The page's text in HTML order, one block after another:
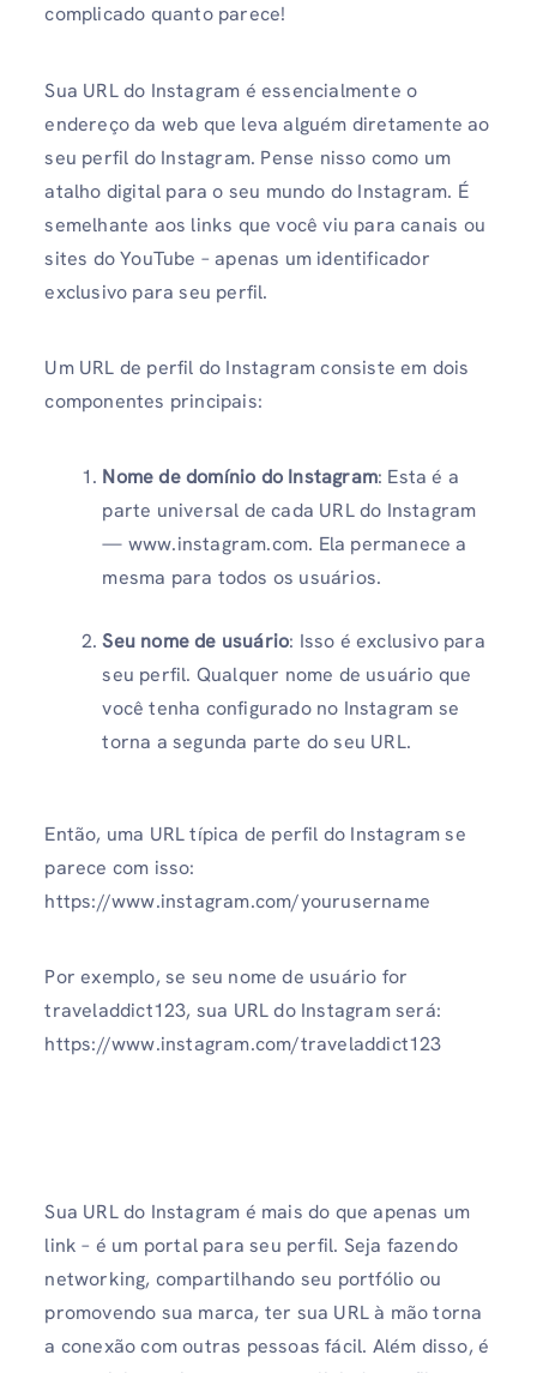
complicado quanto parece!
Sua URL do Instagram é essencialmente o
endereço da web que leva alguém diretamente ao
seu perfil do Instagram. Pense nisso como um
atalho digital para o seu mundo do Instagram. É
semelhante aos links que você viu para canais ou
sites do YouTube – apenas um identificador
exclusivo para seu perfil.
Um URL de perfil do Instagram consiste em dois
componentes principais:
Nome de domínio do Instagram: Esta é a
parte universal de cada URL do Instagram
— www.instagram.com. Ela permanece a
mesma para todos os usuários.
Seu nome de usuário: Isso é exclusivo para
seu perfil. Qualquer nome de usuário que
você tenha configurado no Instagram se
torna a segunda parte do seu URL.
Então, uma URL típica de perfil do Instagram se
parece com isso:
https://www.instagram.com/yourusername
Por exemplo, se seu nome de usuário for
traveladdict123, sua URL do Instagram será:
https://www.instagram.com/traveladdict123
Sua URL do Instagram é mais do que apenas um
link – é um portal para seu perfil. Seja fazendo
networking, compartilhando seu portfólio ou
promovendo sua marca, ter sua URL à mão torna
a conexão com outras pessoas fácil. Além disso, é